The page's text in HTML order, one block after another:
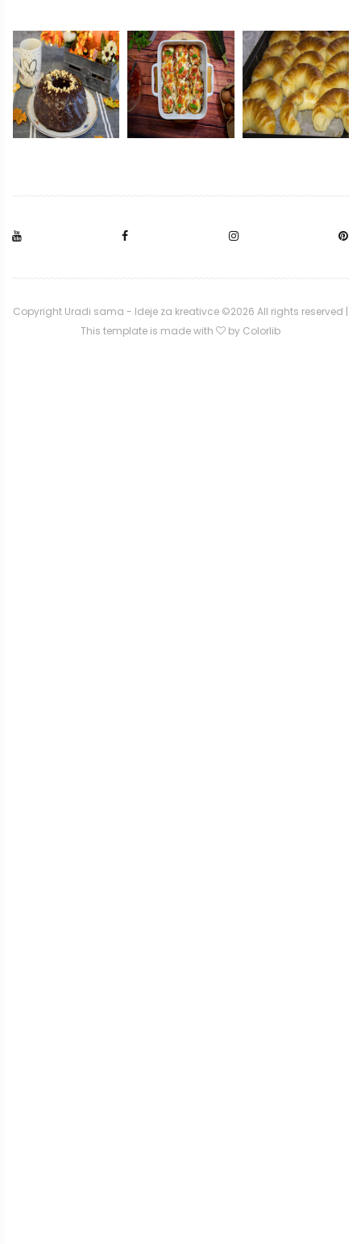
Copyright Uradi sama - Ideje za kreativce ©2026 All rights reserved |
This template is made with
by Colorlib